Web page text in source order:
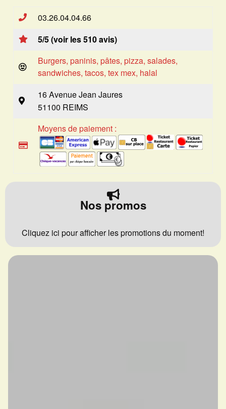
03.26.04.04.66
5/5 (voir les 510 avis)
Burgers, paninis, pâtes, pizza, salades,
sandwiches, tacos, tex mex, halal
16 Avenue Jean Jaures
51100 REIMS
Moyens de paiement :
Nos promos
Cliquez ici pour afficher les promotions du moment!